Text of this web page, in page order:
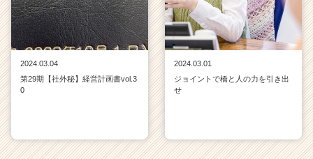
2024.03.04
第29期【社外秘】経営計画書vol.3
0
2024.03.01
ジョイントで橋と人の力を引き出
せ